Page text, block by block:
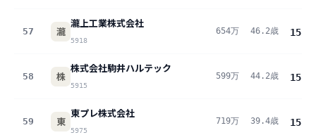
57 瀧
瀧上工業株式会社
5918
654万 46.2歳 15.2
58 株
株式会社駒井ハルテック
5915
599万 44.2歳 15.2
59 東
東プレ株式会社
5975
719万 39.4歳 15.0